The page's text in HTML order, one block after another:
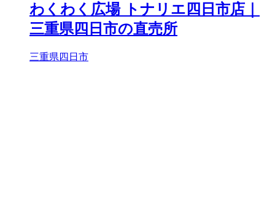
わくわく広場 トナリエ四日市店｜
三重県四日市の直売所
三重県四日市